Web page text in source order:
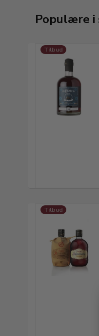
Populære i
Tilbud
Tilbud